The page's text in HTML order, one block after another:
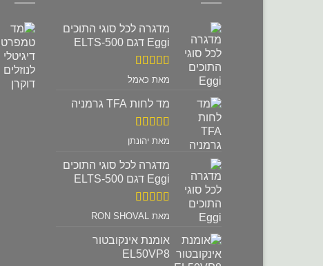
מדגרה לכל סוגי התוכים
Eggi דגם ELTS-500
דורג 5מתוך
מאת כאמל
מד לחות TFA גרמניה
דורג 5מתוך
מאת יהונתן
מדגרה לכל סוגי התוכים
Eggi דגם ELTS-500
דורג 5מתוך
מאת RON SHOVAL
אומנת אינקובטור
EL50VP8